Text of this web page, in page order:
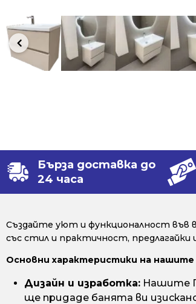
Бърза доставка до
24 часа
Създайте уют и функционалност във
със стил и практичност, предлагайки
Основни характеристики на
Дизайн и изработка: Нашите
ще придаде банята ви